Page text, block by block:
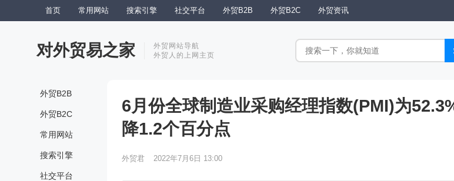
首页 常用网站 搜索引擎 社交平台 外贸B2B 外贸B2C 外贸资讯
对外贸易之家
外贸网站导航
外贸人的上网主页
外贸B2B
外贸B2C
常用网站
搜索引擎
社交平台
6月份全球制造业采购经理指数(PMI)为
降1.2个百分点
外贸君 2022年7月6日 13:00